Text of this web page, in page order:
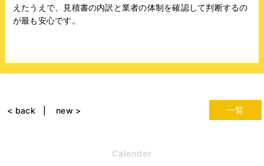
えたうえで、見積書の内訳と業者の体制を確認して判断するの
が最も安心です。
一覧
< back new >
Calender